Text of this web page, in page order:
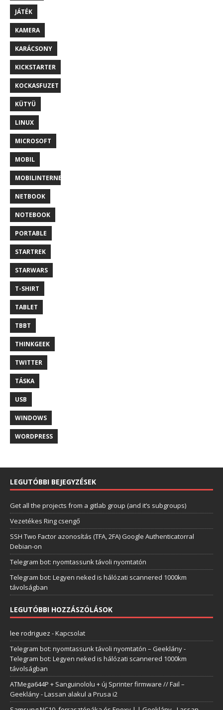
JÁTÉK
KAMERA
KARÁCSONY
KICKSTARTER
KOCKASFUZET
KÜTYÜ
LINUX
MICROSOFT
MOBIL
MOBILINTERNET
NETBOOK
NOTEBOOK
PORTABLE
STARTREK
STARWARS
T-SHIRT
TABLET
TBBT
THINKGEEK
TWITTER
TÁSKA
USB
WINDOWS
WORDPRESS
LEGUTÓBBI BEJEGYZÉSEK
Get all the projects from a gitlab group (and it’s subgroups)
Vezetékes Ring csengő
SSH Two Factor azonosítás (TFA, 2FA) Google Authenticatorral
Debian-on
Telegram bot: nyomtassunk távoli nyomtatón
Telegram bot: Legyen neked is hálózati scannered 1000km
távolságban
LEGUTÓBBI HOZZÁSZÓLÁSOK
lee rodriguez -Kapcsolat
Telegram bot: nyomtassunk távoli nyomtatón – Geeklány-
Telegram bot: Legyen neked is hálózati scannered 1000km
távolságban
ATMega644P + Sanguinololu + új Sprinter firmware // Fail –
Geeklány-Lassan alakul a Prusa i2